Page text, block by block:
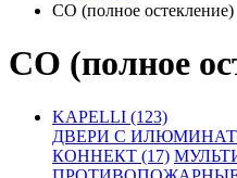
СО (полное остекление)
СО (полное
KAPELLI (123)
ДВЕРИ С
КОННЕКТ (17)